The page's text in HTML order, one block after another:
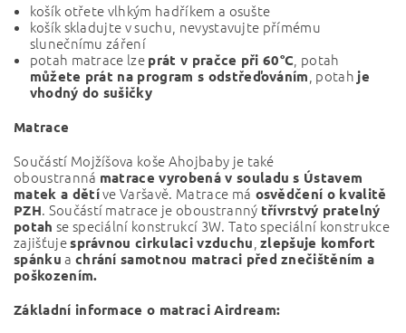
košík otřete vlhkým hadříkem a osušte
košík skladujte v suchu, nevystavujte přímému
slunečnímu záření
potah matrace lze prát v pračce při 60°C , potah
můžete prát na program s odstřeďováním , potahje
vhodný do sušičky
Matrace
Součástí Mojžíšova koše Ahojbaby je také
oboustranná matrace vyrobená v souladu s Ústavem
matek a dětíve Varšavě. Matrace má osvědčení o kvalitě
PZH. Součástí matrace je oboustranný třívrstvý pratelný
potah se speciální konstrukcí 3W. Tato speciální konstrukce
zajišťujesprávnou cirkulaci vzduchu ,zlepšuje komfort
spánku a chrání samotnou matraci před znečištěním a
poškozením.
Základní informace o matraci Airdream: